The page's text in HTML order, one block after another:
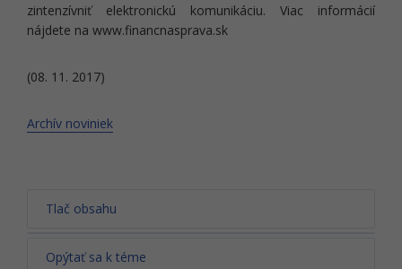
zintenzívniť elektronickú komunikáciu. Viac informácií
nájdete na www.financnasprava.sk
(08. 11. 2017)
Archív noviniek
Tlač obsahu
Opýtať sa k téme